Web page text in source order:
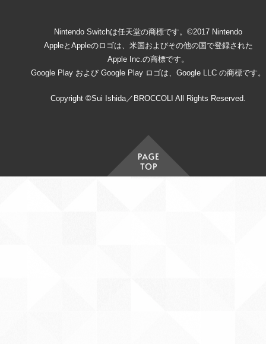
Nintendo Switchは任天堂の商標です。©2017 Nintendo
AppleとAppleのロゴは、米国およびその他の国で登録された
Apple Inc.の商標です。
Google Play および Google Play ロゴは、Google LLC の商標です。
Copyright ©Sui Ishida／BROCCOLI All Rights Reserved.